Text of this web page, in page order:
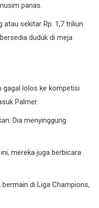
panas.
sekitar Rp. 1,7 triliun
duduk di meja
gagal lolos ke kompetisi
Palmer.
Dia menyinggung
mereka juga berbicara
di Liga Champions,